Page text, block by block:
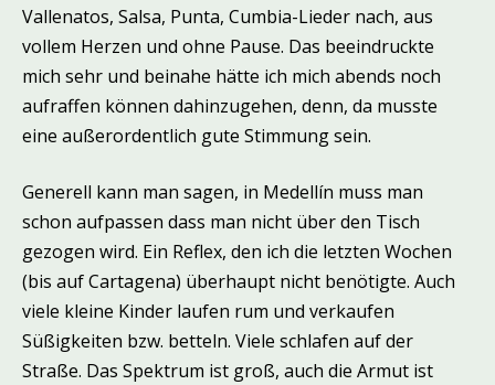
Vallenatos, Salsa, Punta, Cumbia-Lieder nach, aus
vollem Herzen und ohne Pause. Das beeindruckte
mich sehr und beinahe hätte ich mich abends noch
aufraffen können dahinzugehen, denn, da musste
eine außerordentlich gute Stimmung sein.
Generell kann man sagen, in Medellín muss man
schon aufpassen dass man nicht über den Tisch
gezogen wird. Ein Reflex, den ich die letzten Wochen
(bis auf Cartagena) überhaupt nicht benötigte. Auch
viele kleine Kinder laufen rum und verkaufen
Süßigkeiten bzw. betteln. Viele schlafen auf der
Straße. Das Spektrum ist groß, auch die Armut ist